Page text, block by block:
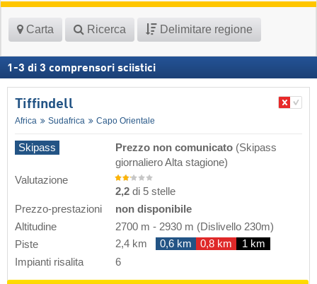
Carta Ricerca Delimitare regione
1 -3 di 3 comprensori sciistici
Tiffindell
Africa Sudafrica Capo Orientale
Skipass Prezzo non comunicato (Skipass
giornaliero Alta stagione)
Valutazione
2,2 di 5 stelle
Prezzo-prestazioni
non disponibile
Altitudine
2700 m - 2930 m (Dislivello 230m)
Piste
2,4 km 0,6 km 0,8 km
1 km
Impianti risalita
6